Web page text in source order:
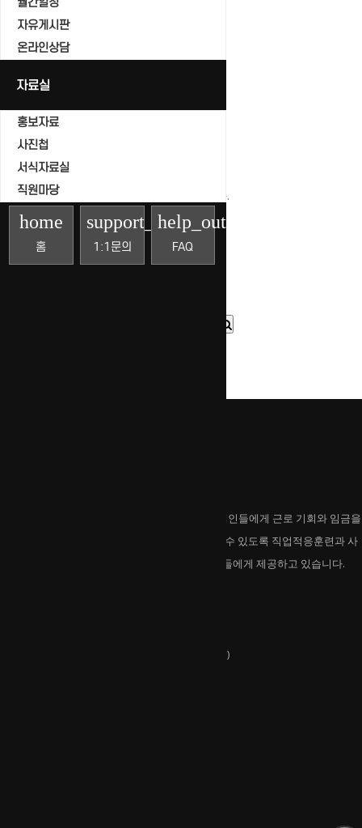
자유게시판
온라인상담
자료실
홍보자료
사진첩
서식자료실
직원마당
home
홈
support_agent
1:1문의
help_outline
FAQ
Total 0건 1 페이지
번호
제목
글쓴이
조회
날짜
게시물이 없습니다.
호반보호작업센터는 일반고용이 어려운 중중장애인들에게 근로 기회와 임금을
제공하고 있습니다. 지역사회에서 자립해 살아갈 수 있도록 직업적응훈련과 사
회적응훈련 등 다양한 프로그램을 개발해 이용인들에게 제공하고 있습니다.
강원특별자치도 춘천시 외솔길 17(석사동)